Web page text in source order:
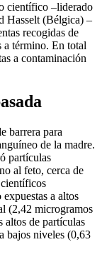
científico –liderado
Hasselt (Bélgica) –
recogidas de
a término. En total
a contaminación
barrera para
de la madre.
partículas
al feto, cerca de
a altos
(2,42 microgramos
altos de partículas
bajos niveles (0,63